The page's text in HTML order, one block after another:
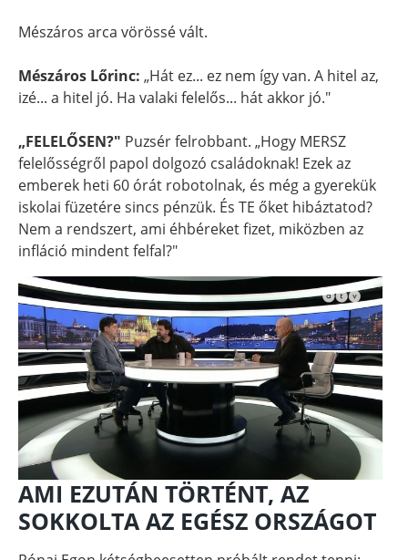
Mészáros arca vörössé vált.
Mészáros Lőrinc: „Hát ez... ez nem így van. A hitel az,
izé... a hitel jó. Ha valaki felelős... hát akkor jó."
„FELELŐSEN?" Puzsér felrobbant. „Hogy MERSZ
felelősségről papol dolgozó családoknak! Ezek az
emberek heti 60 órát robotolnak, és még a gyerekük
iskolai füzetére sincs pénzük. És TE őket hibáztatod?
Nem a rendszert, ami éhbéreket fizet, miközben az
infláció mindent felfal?"
AMI EZUTÁN TÖRTÉNT, AZ
SOKKOLTA AZ EGÉSZ ORSZÁGOT